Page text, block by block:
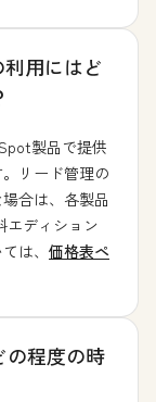
用にはど
製品で提供
リード管理の
合は、各製品
エディション
は、 価格表ペ
の程度の時